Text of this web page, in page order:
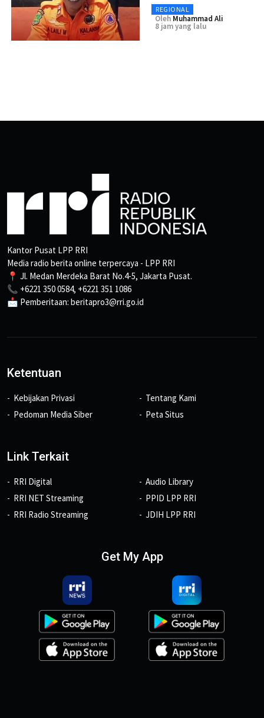
REGIONAL
Oleh Muhammad Ali
8 jam yang lalu
Kantor Pusat LPP RRI
Media radio berita online terpercaya - LPP RRI
📍 Jl. Medan Merdeka Barat No.4-5, Jakarta Pusat.
📞 +6221 350 0584, +6221 351 1086
📩 Pemberitaan: beritapro3@rri.go.id
Ketentuan
Kebijakan Privasi
Pedoman Media Siber
Tentang Kami
Peta Situs
Link Terkait
RRI Digital
RRI NET Streaming
RRI Radio Streaming
Audio Library
PPID LPP RRI
JDIH LPP RRI
Get My App